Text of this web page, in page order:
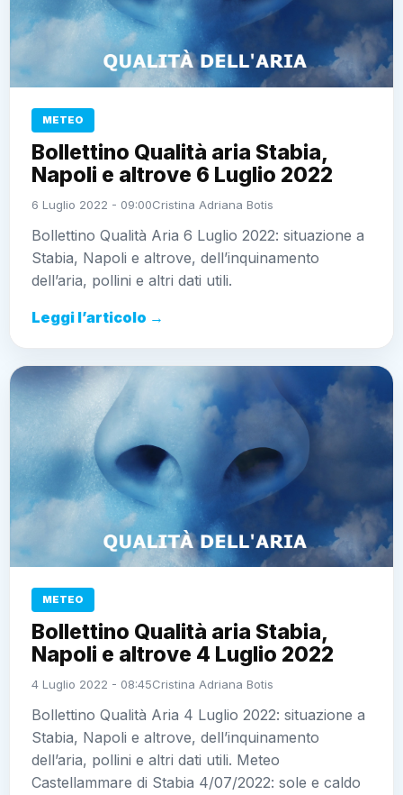
METEO
Bollettino Qualità aria Stabia,
Napoli e altrove 6 Luglio 2022
6 Luglio 2022 - 09:00Cristina Adriana Botis
Bollettino Qualità Aria 6 Luglio 2022: situazione a
Stabia, Napoli e altrove, dell’inquinamento
dell’aria, pollini e altri dati utili.
Leggi l’articolo →
METEO
Bollettino Qualità aria Stabia,
Napoli e altrove 4 Luglio 2022
4 Luglio 2022 - 08:45Cristina Adriana Botis
Bollettino Qualità Aria 4 Luglio 2022: situazione a
Stabia, Napoli e altrove, dell’inquinamento
dell’aria, pollini e altri dati utili. Meteo
Castellammare di Stabia 4/07/2022: sole e caldo